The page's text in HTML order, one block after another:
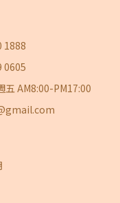
1888
0605
五 AM8:00-PM17:00